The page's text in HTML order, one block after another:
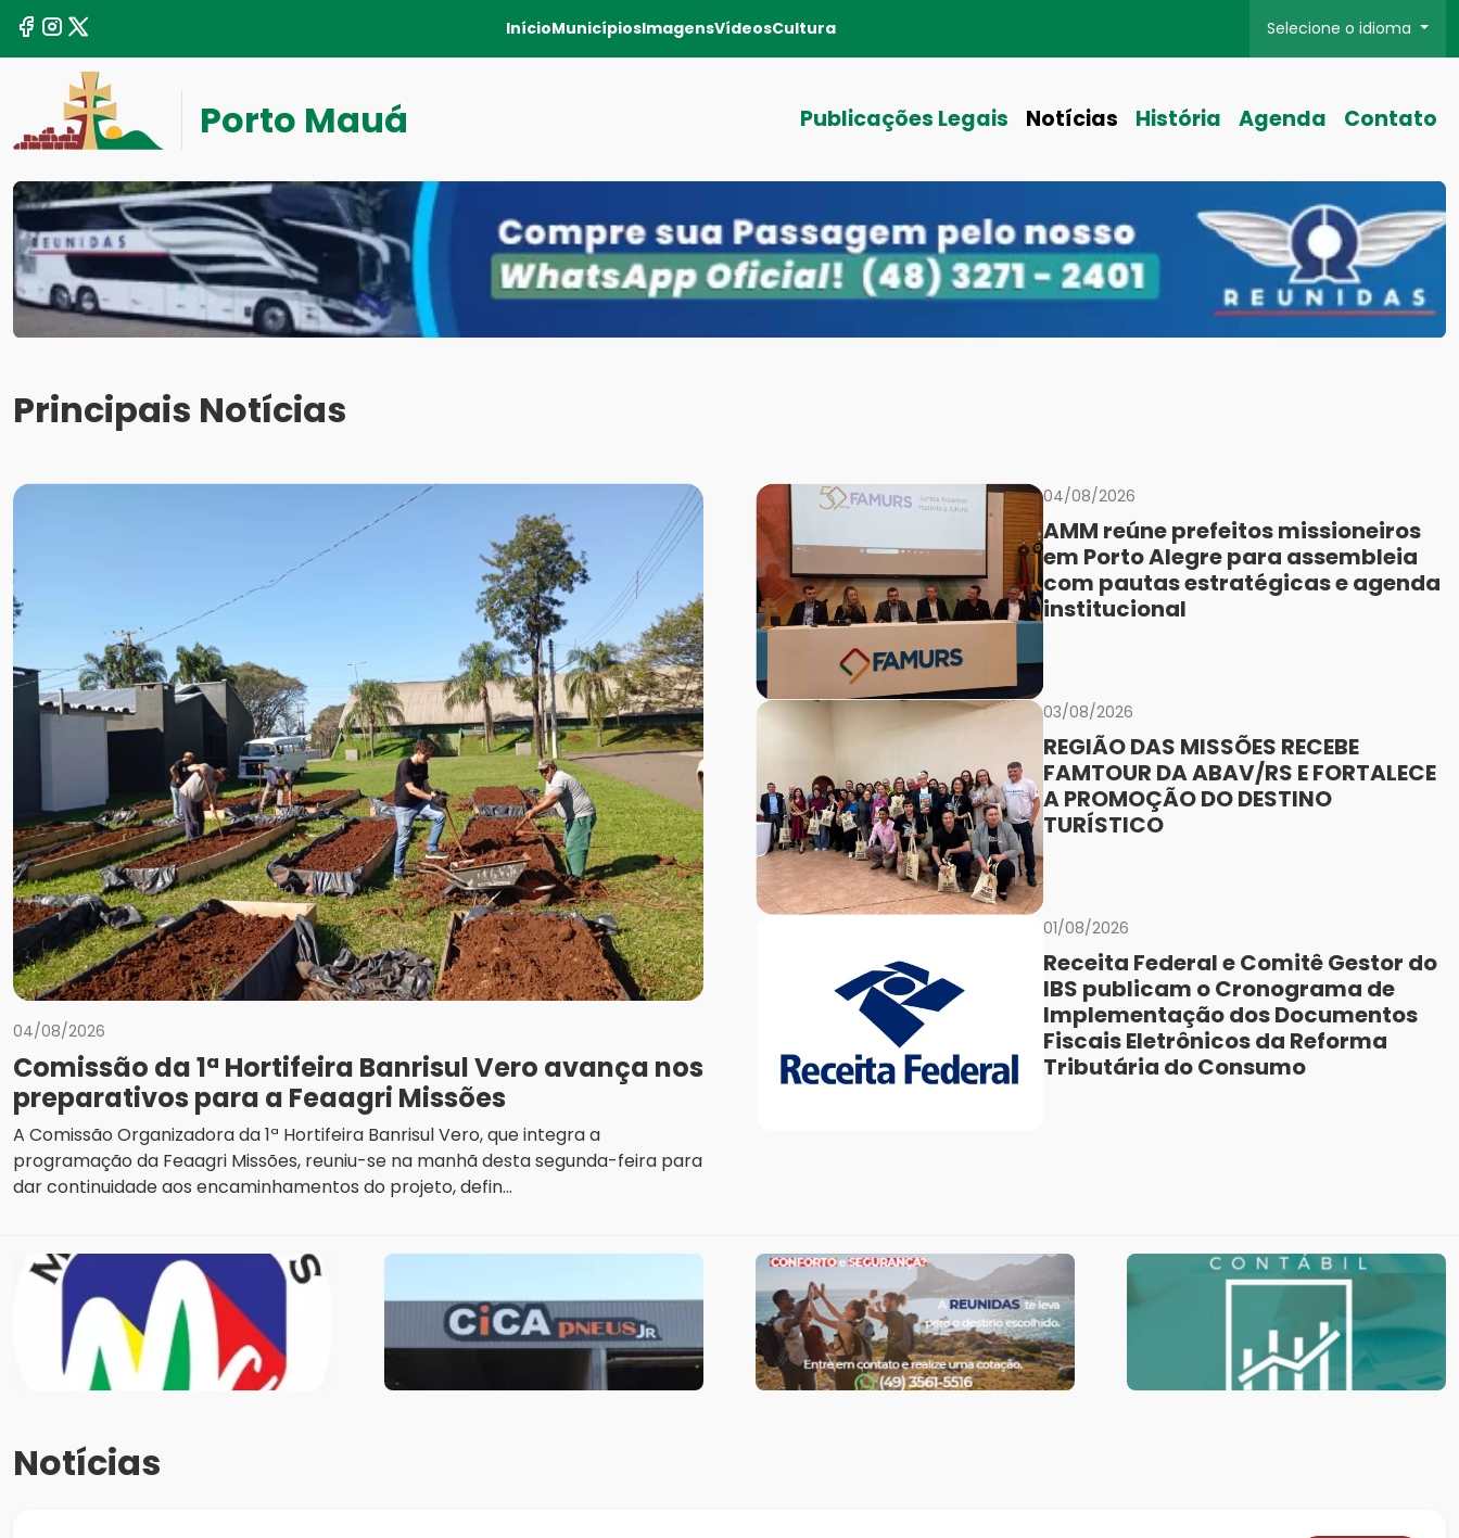
InícioMunicípiosImagensVídeosCultura Selecione o idioma
Porto Mauá Publicações Legais Notícias História Agenda Contato
Principais Notícias
04/08/2026
Comissão da 1ª Hortifeira Banrisul Vero avança nos
preparativos para a Feaagri Missões
A Comissão Organizadora da 1ª Hortifeira Banrisul Vero, que integra a
programação da Feaagri Missões, reuniu-se na manhã desta segunda-feira para
dar continuidade aos encaminhamentos do projeto, defin...
04/08/2026
AMM reúne prefeitos missioneiros
em Porto Alegre para assembleia
com pautas estratégicas e agenda
institucional
03/08/2026
REGIÃO DAS MISSÕES RECEBE
FAMTOUR DA ABAV/RS E FORTALECE
A PROMOÇÃO DO DESTINO
TURÍSTICO
01/08/2026
Receita Federal e Comitê Gestor do
IBS publicam o Cronograma de
Implementação dos Documentos
Fiscais Eletrônicos da Reforma
Tributária do Consumo
Notícias